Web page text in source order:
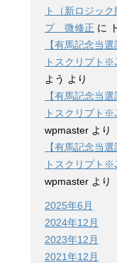
ト（新ロジッ
プ 微修正 に
【有馬記念当
トスクリプト
よう より
【有馬記念当
トスクリプト
wpmaster より
【有馬記念当
トスクリプト
wpmaster より
2025年6月
2024年12月
2023年12月
2021年12月